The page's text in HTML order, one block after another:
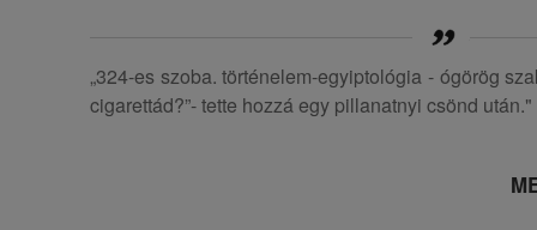
„324-es szoba. történelem-egyiptológia - ógörög
cigarettád?”- tette hozzá egy pillanatnyi csönd után."